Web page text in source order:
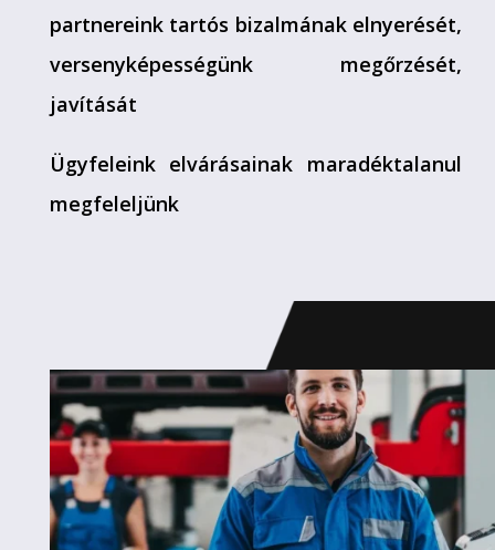
partnereink tartós bizalmának elnyerését,
versenyképességünk megőrzését,
javítását
Ügyfeleink elvárásainak maradéktalanul
megfeleljünk